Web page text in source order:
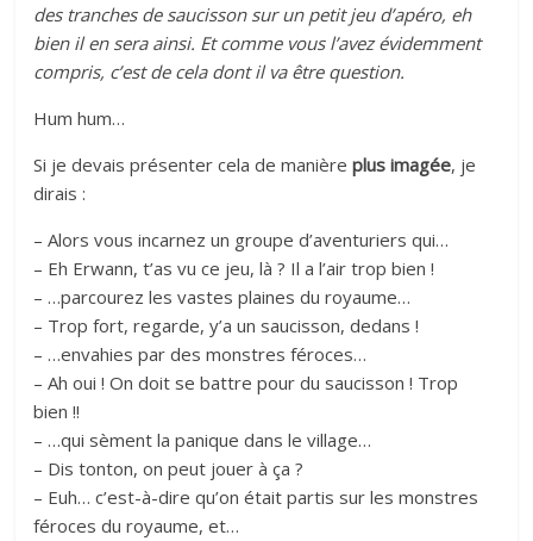
des tranches de saucisson sur un petit jeu d’apéro, eh
bien il en sera ainsi. Et comme vous l’avez évidemment
compris, c’est de cela dont il va être question.
Hum hum…
Si je devais présenter cela de manièreplus imagée, je
dirais :
– Alors vous incarnez un groupe d’aventuriers qui…
– Eh Erwann, t’as vu ce jeu, là ? Il a l’air trop bien !
– …parcourez les vastes plaines du royaume…
– Trop fort, regarde, y’a un saucisson, dedans !
– …envahies par des monstres féroces…
– Ah oui ! On doit se battre pour du saucisson ! Trop
bien !!
– …qui sèment la panique dans le village…
– Dis tonton, on peut jouer à ça ?
– Euh… c’est-à-dire qu’on était partis sur les monstres
féroces du royaume, et…